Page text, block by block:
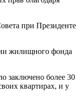
при Президенте
жилищного фонда
заключено более 30
квартирах, и у